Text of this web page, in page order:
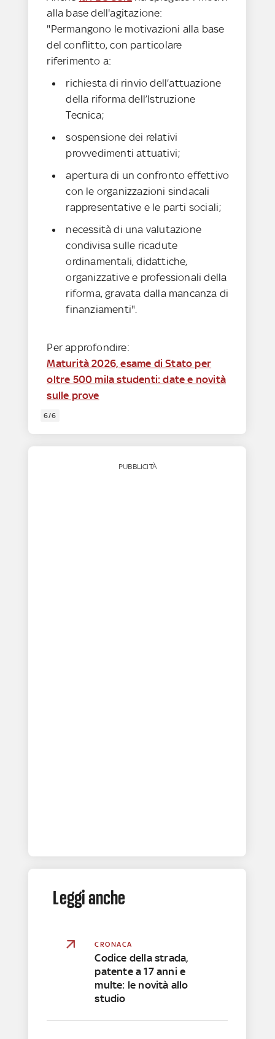
alla base dell'agitazione:
"Permangono le motivazioni alla base
del conflitto, con particolare
riferimento a:
richiesta di rinvio dell’attuazione
della riforma dell’Istruzione
Tecnica;
sospensione dei relativi
provvedimenti attuativi;
apertura di un confronto effettivo
con le organizzazioni sindacali
rappresentative e le parti sociali;
necessità di una valutazione
condivisa sulle ricadute
ordinamentali, didattiche,
organizzative e professionali della
riforma, gravata dalla mancanza di
finanziamenti".
Per approfondire:
Maturità 2026, esame di Stato per
oltre 500 mila studenti: date e novità
sulle prove
6/6
PUBBLICITÀ
Leggi anche
CRONACA
Codice della strada,
patente a 17 anni e
multe: le novità allo
studio